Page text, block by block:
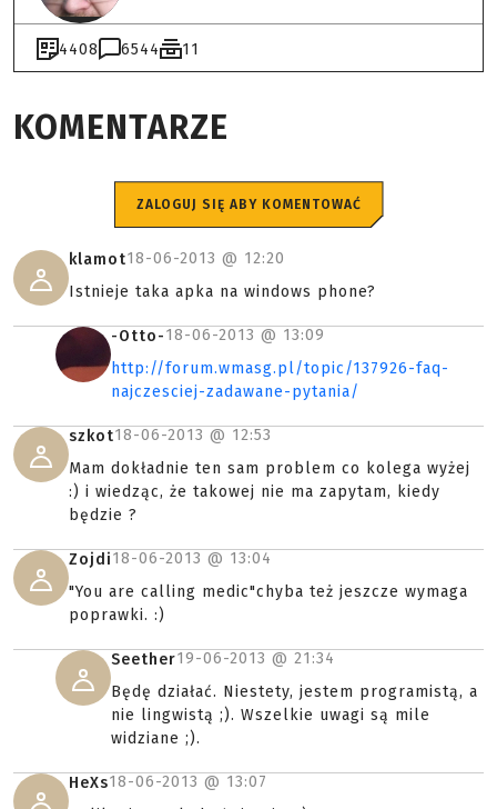
4408 6544 11
KOMENTARZE
ZALOGUJ SIĘ ABY KOMENTOWAĆ
klamot18-06-2013 @ 12:20
Istnieje taka apka na windows phone?
-Otto-18-06-2013 @ 13:09
http://forum.wmasg.pl/topic/137926-faq-
najczesciej-zadawane-pytania/
szkot18-06-2013 @ 12:53
Mam dokładnie ten sam problem co kolega wyżej
:) i wiedząc, że takowej nie ma zapytam, kiedy
będzie ?
Zojdi18-06-2013 @ 13:04
"You are calling medic"chyba też jeszcze wymaga
poprawki. :)
Seether19-06-2013 @ 21:34
Będę działać. Niestety, jestem programistą, a
nie lingwistą ;). Wszelkie uwagi są mile
widziane ;).
HeXs18-06-2013 @ 13:07